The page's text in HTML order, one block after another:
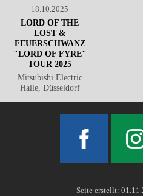
18.10.2025
LORD OF THE
LOST &
FEUERSCHWANZ
"LORD OF FYRE"
TOUR 2025
Mitsubishi Electric
Halle, Düsseldorf
Seite erstellt: